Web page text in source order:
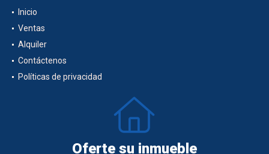
Inicio
Ventas
Alquiler
Contáctenos
Políticas de privacidad
Oferte su inmueble